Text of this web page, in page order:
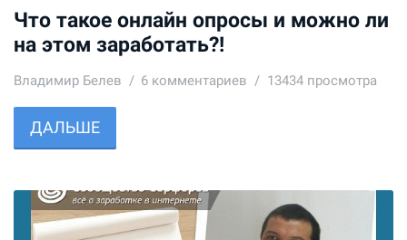
Что такое онлайн опросы и можно ли
на этом заработать?!
Владимир Белев 6 комментариев 13434 просмотра
ДАЛЬШЕ